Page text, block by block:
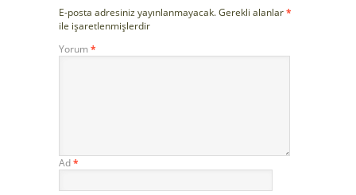
E-posta adresiniz yayınlanmayacak.Gerekli alanlar*
ile işaretlenmişlerdir
Yorum *
Ad*